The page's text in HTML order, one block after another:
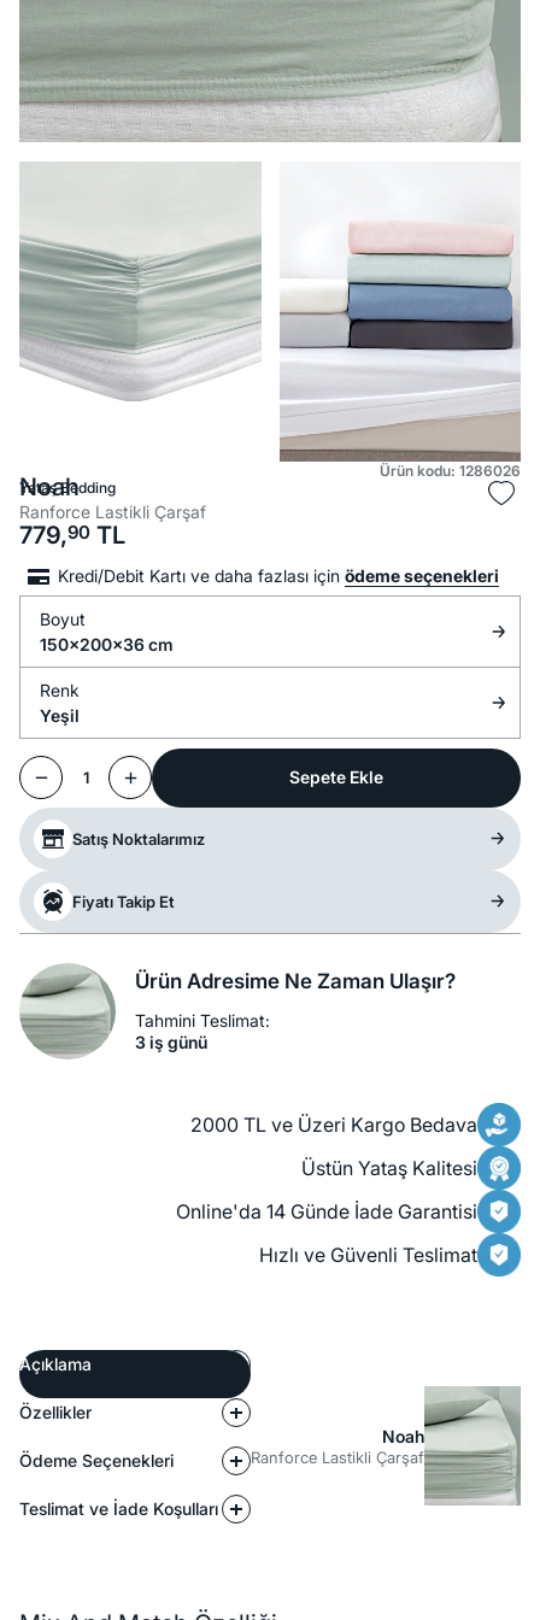
Ürün kodu: 1286026
Yataş Bedding
Noah
Ranforce Lastikli Çarşaf
779,90 TL
Kredi/Debit Kartı ve daha fazlası için ödeme seçenekleri
Boyut
150x200x36 cm
Renk
Yeşil
1 Sepete Ekle
Satış Noktalarımız
Fiyatı Takip Et
Ürün Adresime Ne Zaman Ulaşır?
Tahmini Teslimat:
3 iş günü
2000 TL ve Üzeri Kargo Bedava
Üstün Yataş Kalitesi
Online'da 14 Günde İade Garantisi
Hızlı ve Güvenli Teslimat
Açıklama
Özellikler
Ödeme Seçenekleri
Teslimat ve İade Koşulları
Noah
Ranforce Lastikli Çarşaf